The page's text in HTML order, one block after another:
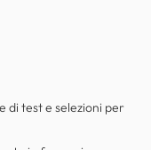
di test e selezioni per